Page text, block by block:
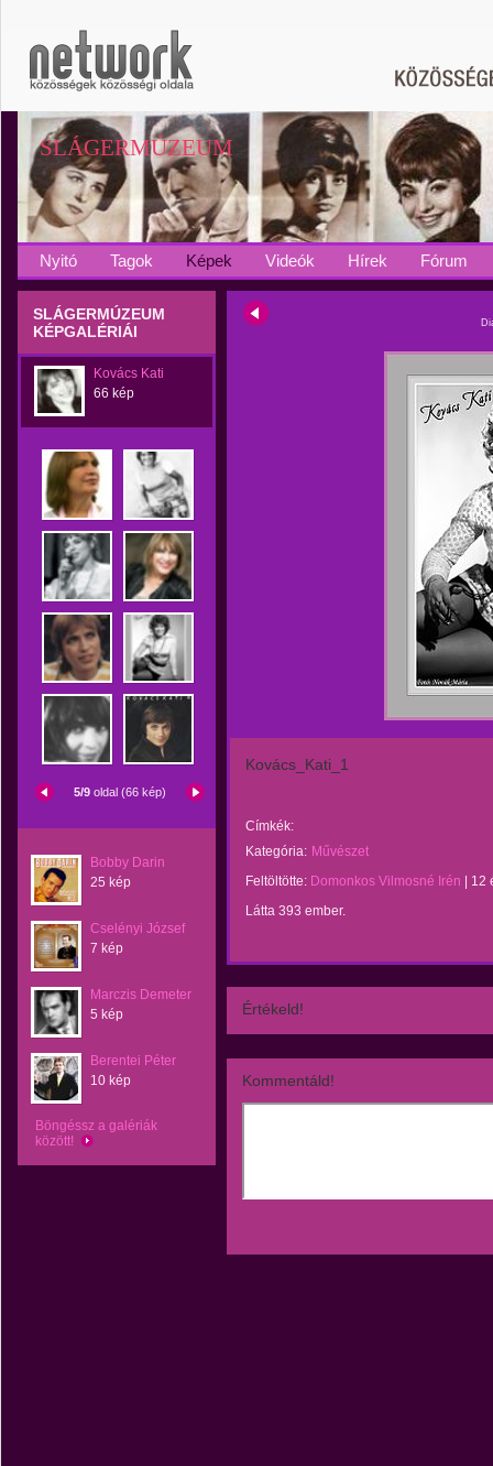
SLÁGERMÚZEUM
Nyitó Tagok Képek Videók Hírek Fórum
SLÁGERMÚZEUM
KÉPGALÉRIÁI
Kovács Kati
66 kép
5/9 oldal (66 kép)
Bobby Darin
25 kép
Cselényi József
7 kép
Marczis Demeter
5 kép
Berentei Péter
10 kép
Böngéssz a galériák
között!
Kovács_Kati_1
Címkék:
Kategória: Művészet
Feltöltötte: Domonkos Vilmosné Irén
12
Látta 393 ember.
Értékeld!
Kommentáld!